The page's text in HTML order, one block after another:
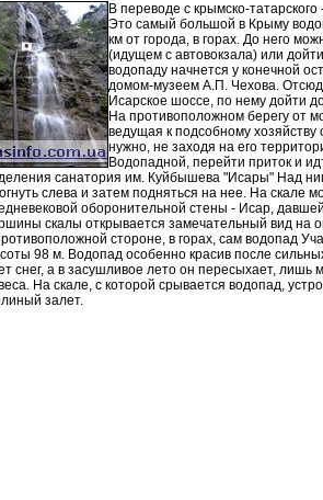
В переводе с крымско-
Это самый большой в Крыму
км от города, в горах. До него
(идущем с автовокзала) или
водопаду начнется у конечной
домом-музеем А.П. Чехова.
Исарское шоссе, по нему дойти
На противоположном берегу от
ведущая к подсобному
нужно, не заходя на его
Водопадной, перейти приток и
санатория им. Куйбышева "Исары" Над
слева и затем подняться на нее. На скале
оборонительной стены - Исар,
скалы открывается замечательный вид на
стороне, в горах, сам водопад
98 м. Водопад особенно красив после
снег, а в засушливое лето он пересыхает, лишь
На скале, с которой срывается водопад,
залет.